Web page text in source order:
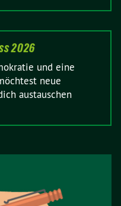
2026
und eine
neue
austauschen